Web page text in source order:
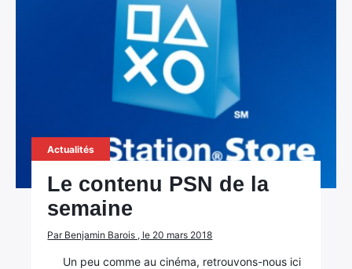
Actualités
Le contenu PSN de la
semaine
Par Benjamin Barois , le 20 mars 2018
Un peu comme au cinéma, retrouvons-nous ici